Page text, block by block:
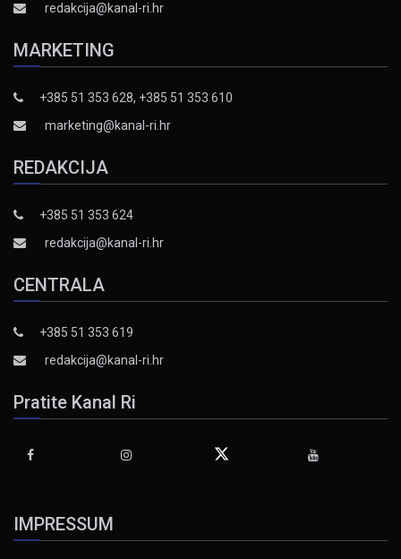
redakcija@kanal-ri.hr
MARKETING
+385 51 353 628, +385 51 353 610
marketing@kanal-ri.hr
REDAKCIJA
+385 51 353 624
redakcija@kanal-ri.hr
CENTRALA
+385 51 353 619
redakcija@kanal-ri.hr
Pratite Kanal Ri
IMPRESSUM